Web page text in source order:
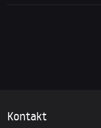
Kontakt